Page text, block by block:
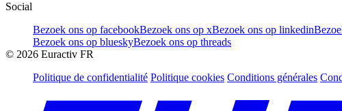
Social
Bezoek ons op facebookBezoek ons op xBezoek ons op linkedin
Bezoek ons op blueskyBezoek ons op threads
© 2026 Euractiv FR
Politique de confidentialité Politique cookies Conditions générales